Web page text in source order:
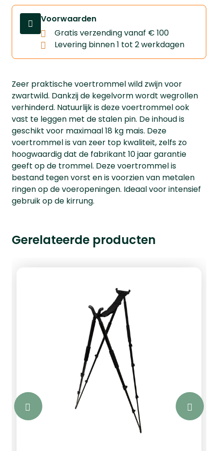
Zeer praktische voertrommel wild zwijn voor
zwartwild. Dankzij de kegelvorm wordt wegrollen
verhinderd. Natuurlijk is deze voertrommel ook
vast te leggen met de stalen pin. De inhoud is
geschikt voor maximaal 18 kg mais. Deze
voertrommel is van zeer top kwaliteit, zelfs zo
hoogwaardig dat de fabrikant 10 jaar garantie
geeft op de trommel. Deze voertrommel is
bestand tegen vorst en is voorzien van metalen
ringen op de voeropeningen. Ideaal voor intensief
gebruik op de kirrung.
Voorwaarden
Gratis verzending vanaf € 100
Levering binnen 1 tot 2 werkdagen
Gerelateerde producten